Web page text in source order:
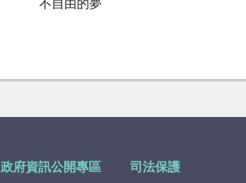
不自由的夢
政府資訊公開專區 司法保護